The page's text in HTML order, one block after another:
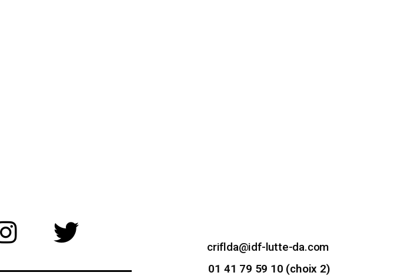
criflda@idf-lutte-da.com
01 41 79 59 10 (choix 2)